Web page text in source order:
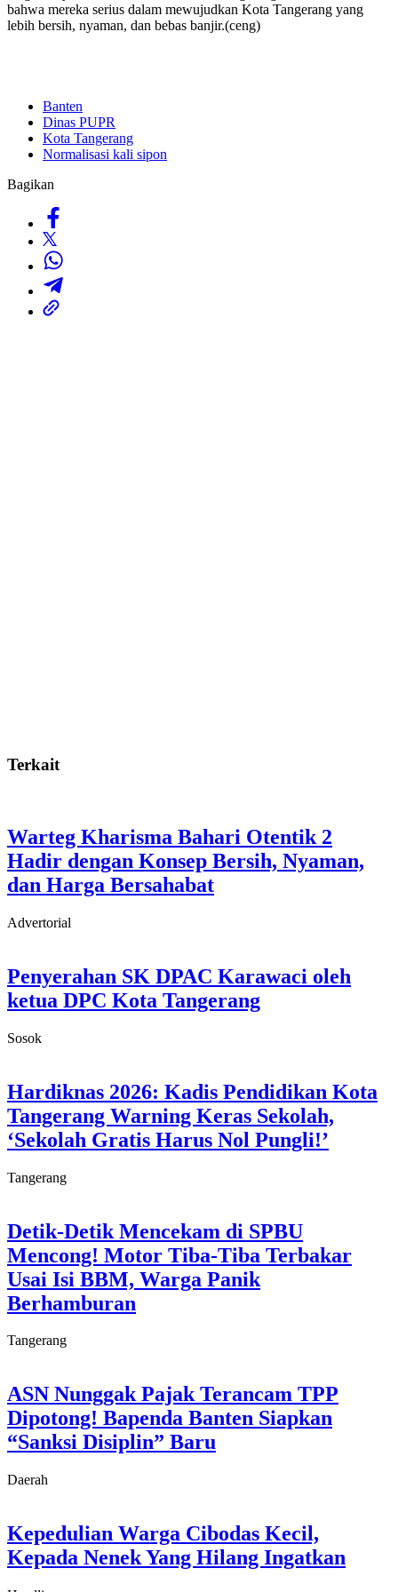
bahwa mereka serius dalam mewujudkan Kota Tangerang yang
lebih bersih, nyaman, dan bebas banjir.(ceng)
Banten
Dinas PUPR
Kota Tangerang
Normalisasi kali sipon
Bagikan
Terkait
Warteg Kharisma Bahari Otentik 2
Hadir dengan Konsep Bersih, Nyaman,
dan Harga Bersahabat
Advertorial
Penyerahan SK DPAC Karawaci oleh
ketua DPC Kota Tangerang
Sosok
Hardiknas 2026: Kadis Pendidikan Kota
Tangerang Warning Keras Sekolah,
‘Sekolah Gratis Harus Nol Pungli!’
Tangerang
Detik-Detik Mencekam di SPBU
Mencong! Motor Tiba-Tiba Terbakar
Usai Isi BBM, Warga Panik
Berhamburan
Tangerang
ASN Nunggak Pajak Terancam TPP
Dipotong! Bapenda Banten Siapkan
“Sanksi Disiplin” Baru
Daerah
Kepedulian Warga Cibodas Kecil,
Kepada Nenek Yang Hilang Ingatkan